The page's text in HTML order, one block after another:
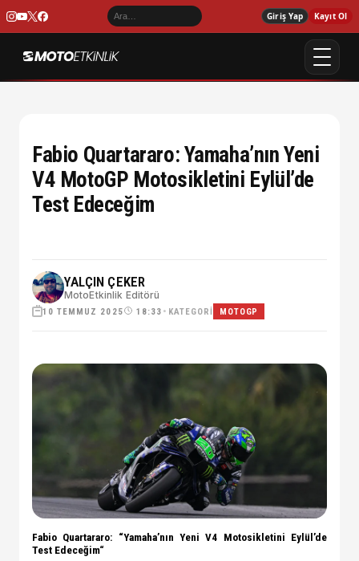
Giriş Yap Kayıt Ol
Fabio Quartararo: Yamaha’nın Yeni
V4 MotoGP Motosikletini Eylül’de
Test Edeceğim
YALÇIN ÇEKER
MotoEtkinlik Editörü
10 TEMMUZ 2025 18:33 • KATEGORI MOTOGP
Fabio Quartararo: “Yamaha’nın Yeni V4 Motosikletini Eylül’de
Test Edeceğim“